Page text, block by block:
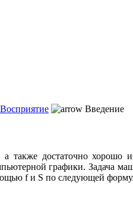
Введение
также достаточно хорошо
графики. Задача
f и S по следующей